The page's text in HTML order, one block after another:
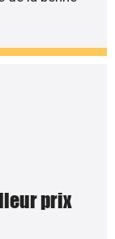
prix